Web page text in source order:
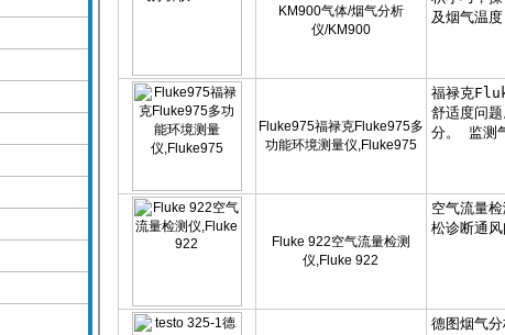
KM900气体/烟气分析
仪/KM900
Fluke975福禄克Fluke975多
功能环境测量仪,Fluke975
Fluke 922空气流量检测
仪,Fluke 922